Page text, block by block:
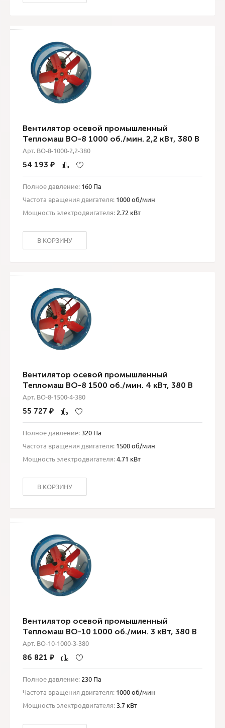
Вентилятор осевой промышленный
Тепломаш ВО-8 1000 об./мин. 2,2 кВт, 380 В
Арт. ВО-8-1000-2,2-380
54 193 ₽
Полное давление: 160 Па
Частота вращения двигателя: 1000 об/мин
Мощность электродвигателя: 2.72 кВт
В КОРЗИНУ
Вентилятор осевой промышленный
Тепломаш ВО-8 1500 об./мин. 4 кВт, 380 В
Арт. ВО-8-1500-4-380
55 727 ₽
Полное давление: 320 Па
Частота вращения двигателя: 1500 об/мин
Мощность электродвигателя:4.71 кВт
В КОРЗИНУ
Вентилятор осевой промышленный
Тепломаш ВО-10 1000 об./мин. 3 кВт, 380 В
Арт. ВО-10-1000-3-380
86 821 ₽
Полное давление: 230 Па
Частота вращения двигателя: 1000 об/мин
Мощность электродвигателя: 3.7 кВт